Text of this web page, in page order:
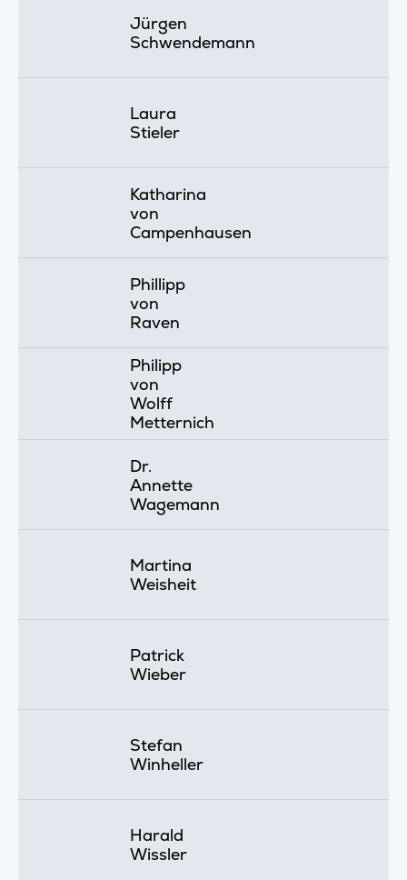
Jürgen
Schwendemann
Laura
Stieler
Katharina
von
Campenhausen
Phillipp
von
Raven
Philipp
von
Wolff
Metternich
Dr.
Annette
Wagemann
Martina
Weisheit
Patrick
Wieber
Stefan
Winheller
Harald
Wissler